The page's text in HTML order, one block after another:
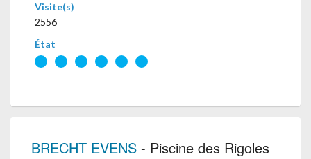
Visite(s)
2556
État
BRECHT EVENS - Piscine des Rigoles